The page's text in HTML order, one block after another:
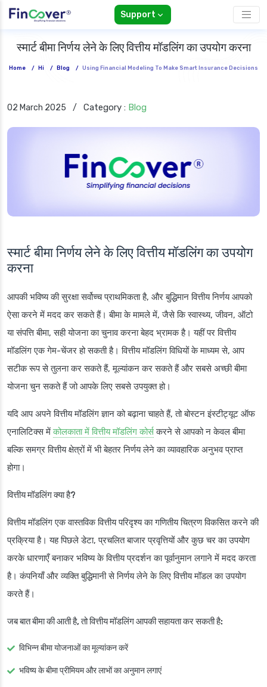
Support
स्मार्ट बीमा निर्णय लेने के लिए वित्तीय मॉडलिंग का उपयोग करना
Home / Hi / Blog / Using Financial Modeling To Make Smart Insurance Decisions
02 March 2025 / Category : Blog
स्मार्ट बीमा निर्णय लेने के लिए वित्तीय मॉडलिंग का उपयोग
करना
आपकी भविष्य की सुरक्षा सर्वोच्च प्राथमिकता है, और बुद्धिमान वित्तीय निर्णय आपको
ऐसा करने में मदद कर सकते हैं। बीमा के मामले में, जैसे कि स्वास्थ्य, जीवन, ऑटो
या संपत्ति बीमा, सही योजना का चुनाव करना बेहद भ्रामक है। यहीं पर वित्तीय
मॉडलिंग एक गेम-चेंजर हो सकती है। वित्तीय मॉडलिंग विधियों के माध्यम से, आप
सटीक रूप से तुलना कर सकते हैं, मूल्यांकन कर सकते हैं और सबसे अच्छी बीमा
योजना चुन सकते हैं जो आपके लिए सबसे उपयुक्त हो।
यदि आप अपने वित्तीय मॉडलिंग ज्ञान को बढ़ाना चाहते हैं, तो बोस्टन इंस्टीट्यूट ऑफ
एनालिटिक्स मेंकोलकाता में वित्तीय मॉडलिंग कोर्सकरने से आपको न केवल बीमा
बल्कि समग्र वित्तीय क्षेत्रों में भी बेहतर निर्णय लेने का व्यावहारिक अनुभव प्राप्त
होगा।
वित्तीय मॉडलिंग क्या है?
वित्तीय मॉडलिंग एक वास्तविक वित्तीय परिदृश्य का गणितीय चित्रण विकसित करने की
प्रक्रिया है। यह पिछले डेटा, प्रचलित बाजार प्रवृत्तियों और कुछ चर का उपयोग
करके धारणाएँ बनाकर भविष्य के वित्तीय प्रदर्शन का पूर्वानुमान लगाने में मदद करता
है। कंपनियाँ और व्यक्ति बुद्धिमानी से निर्णय लेने के लिए वित्तीय मॉडल का उपयोग
करते हैं।
जब बात बीमा की आती है, तो वित्तीय मॉडलिंग आपकी सहायता कर सकती है:
विभिन्न बीमा योजनाओं का मूल्यांकन करें
भविष्य के बीमा प्रीमियम और लाभों का अनुमान लगाएं